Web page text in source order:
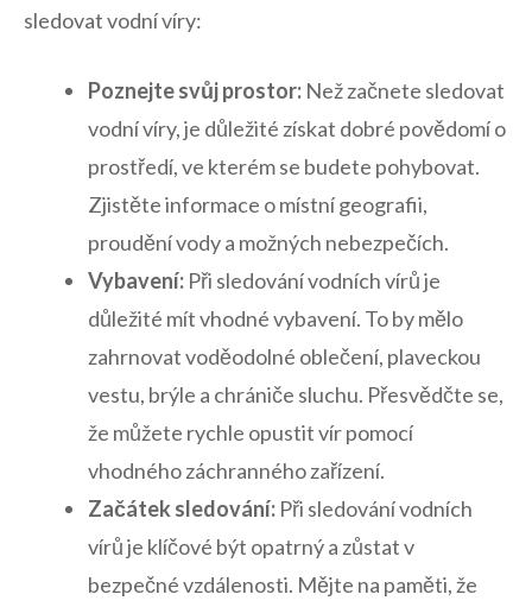
sledovat vodní víry:
Poznejte svůj prostor: Než začnete sledovat
vodní víry, je důležité získat dobré povědomí o
prostředí, ve kterém se budete pohybovat.
Zjistěte informace o místní geografii,
proudění vody a možných nebezpečích.
Vybavení: Při sledování vodních vírů je
důležité mít vhodné vybavení. To by mělo
zahrnovat voděodolné oblečení, plaveckou
vestu, brýle a chrániče sluchu. Přesvědčte se,
že můžete rychle opustit vír pomocí
vhodného záchranného zařízení.
Začátek sledování: Při sledování vodních
vírů je klíčové být opatrný a zůstat v
bezpečné vzdálenosti. Mějte na paměti, že